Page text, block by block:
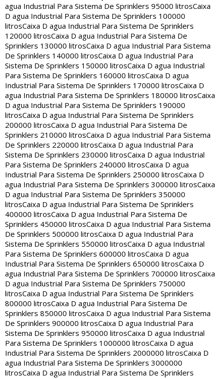
agua Industrial Para Sistema De Sprinklers 95000 litrosCaixa
D agua Industrial Para Sistema De Sprinklers 100000
litrosCaixa D agua Industrial Para Sistema De Sprinklers
120000 litrosCaixa D agua Industrial Para Sistema De
Sprinklers 130000 litrosCaixa D agua Industrial Para Sistema
De Sprinklers 140000 litrosCaixa D agua Industrial Para
Sistema De Sprinklers 150000 litrosCaixa D agua Industrial
Para Sistema De Sprinklers 160000 litrosCaixa D agua
Industrial Para Sistema De Sprinklers 170000 litrosCaixa D
agua Industrial Para Sistema De Sprinklers 180000 litrosCaixa
D agua Industrial Para Sistema De Sprinklers 190000
litrosCaixa D agua Industrial Para Sistema De Sprinklers
200000 litrosCaixa D agua Industrial Para Sistema De
Sprinklers 210000 litrosCaixa D agua Industrial Para Sistema
De Sprinklers 220000 litrosCaixa D agua Industrial Para
Sistema De Sprinklers 230000 litrosCaixa D agua Industrial
Para Sistema De Sprinklers 240000 litrosCaixa D agua
Industrial Para Sistema De Sprinklers 250000 litrosCaixa D
agua Industrial Para Sistema De Sprinklers 300000 litrosCaixa
D agua Industrial Para Sistema De Sprinklers 350000
litrosCaixa D agua Industrial Para Sistema De Sprinklers
400000 litrosCaixa D agua Industrial Para Sistema De
Sprinklers 450000 litrosCaixa D agua Industrial Para Sistema
De Sprinklers 500000 litrosCaixa D agua Industrial Para
Sistema De Sprinklers 550000 litrosCaixa D agua Industrial
Para Sistema De Sprinklers 600000 litrosCaixa D agua
Industrial Para Sistema De Sprinklers 650000 litrosCaixa D
agua Industrial Para Sistema De Sprinklers 700000 litrosCaixa
D agua Industrial Para Sistema De Sprinklers 750000
litrosCaixa D agua Industrial Para Sistema De Sprinklers
800000 litrosCaixa D agua Industrial Para Sistema De
Sprinklers 850000 litrosCaixa D agua Industrial Para Sistema
De Sprinklers 900000 litrosCaixa D agua Industrial Para
Sistema De Sprinklers 950000 litrosCaixa D agua Industrial
Para Sistema De Sprinklers 1000000 litrosCaixa D agua
Industrial Para Sistema De Sprinklers 2000000 litrosCaixa D
agua Industrial Para Sistema De Sprinklers 3000000
litrosCaixa D agua Industrial Para Sistema De Sprinklers